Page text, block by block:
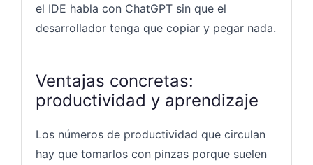
el IDE habla con ChatGPT sin que el
desarrollador tenga que copiar y pegar nada.
Ventajas concretas:
productividad y aprendizaje
Los números de productividad que circulan
hay que tomarlos con pinzas porque suelen